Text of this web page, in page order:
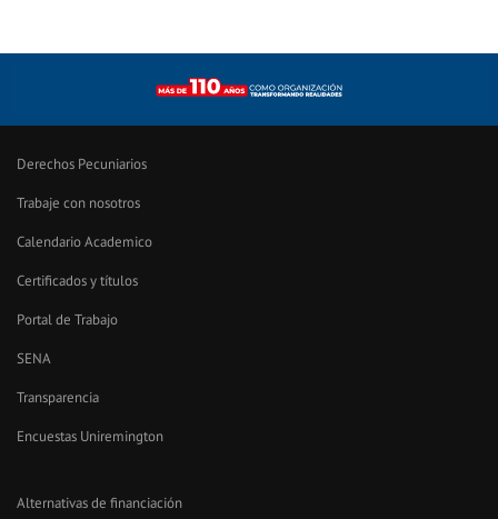
Derechos Pecuniarios
Trabaje con nosotros
Calendario Academico
Certificados y títulos
Portal de Trabajo
SENA
Transparencia
Encuestas Uniremington
Alternativas de financiación